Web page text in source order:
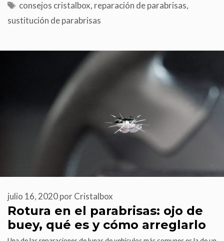
consejos cristalbox, reparación de parabrisas,
sustitución de parabrisas
Rotura en el parabrisas: ojo de
buey, qué es y cómo arreglarlo
julio 16, 2020porCristalbox